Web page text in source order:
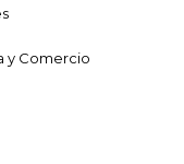
y Comercio